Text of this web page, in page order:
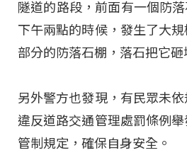
隧道的路段，前面有一個防
下午兩點的時候，發生了大
部分的防落石棚，落石把它砸
另外警方也發現，有民眾未
違反道路交通管理處罰條例
管制規定，確保自身安全。